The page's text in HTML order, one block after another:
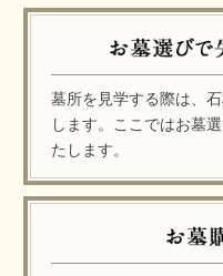
墓所を見学する際は、
します。ここではお墓
たします。